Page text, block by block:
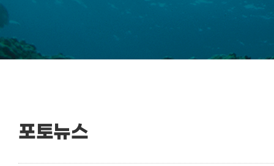
포토뉴스